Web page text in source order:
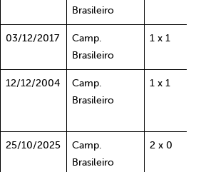
Brasileiro
03/12/2017
Camp.
Brasileiro
1 x 1
12/12/2004
Camp.
Brasileiro
1 x 1
25/10/2025
Camp.
Brasileiro
2 x 0